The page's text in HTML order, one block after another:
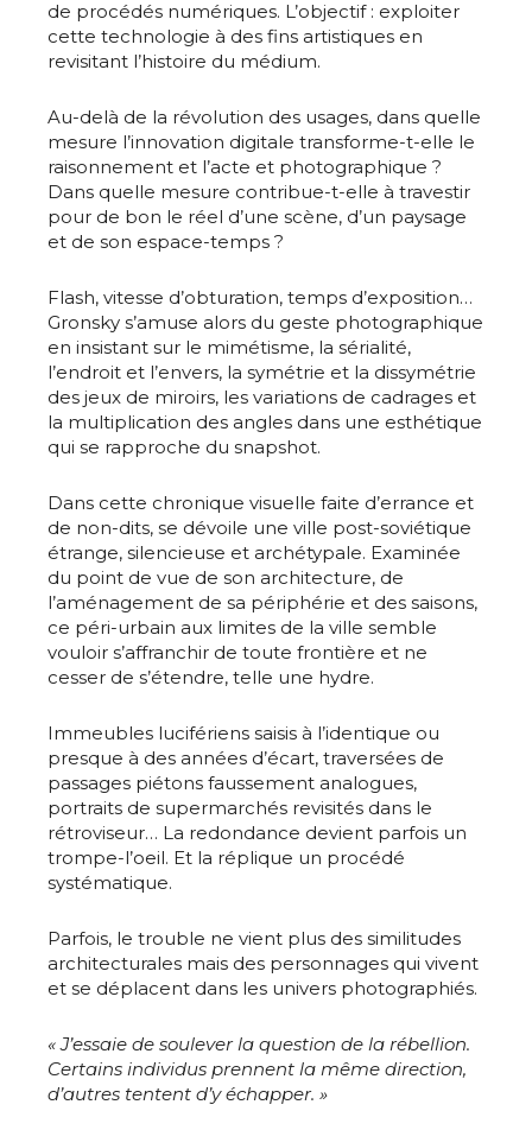
Adresse email*
Nom
Prénom
Statut / Organisation
J'accepte lestermes et conditions
* Champ obligatoire
Adresse email*
Nom
Statut / Organisation
J'accepte lestermes et conditions
de procédés numériques. L’objectif : exploiter
cette technologie à des fins artistiques en
revisitant l’histoire du médium.
Au-delà de la révolution des usages, dans quelle
mesure l’innovation digitale transforme-t-elle le
raisonnement et l’acte et photographique ?
Dans quelle mesure contribue-t-elle à travestir
pour de bon le réel d’une scène, d’un paysage
et de son espace-temps ?
Flash, vitesse d’obturation, temps d’exposition…
Gronsky s’amuse alors du geste photographique
en insistant sur le mimétisme, la sérialité,
l’endroit et l’envers, la symétrie et la dissymétrie
des jeux de miroirs, les variations de cadrages et
la multiplication des angles dans une esthétique
qui se rapproche du snapshot.
Dans cette chronique visuelle faite d’errance et
de non-dits, se dévoile une ville post-soviétique
étrange, silencieuse et archétypale. Examinée
du point de vue de son architecture, de
l’aménagement de sa périphérie et des saisons,
ce péri-urbain aux limites de la ville semble
vouloir s’affranchir de toute frontière et ne
cesser de s’étendre, telle une hydre.
Immeubles lucifériens saisis à l’identique ou
presque à des années d’écart, traversées de
passages piétons faussement analogues,
portraits de supermarchés revisités dans le
rétroviseur… La redondance devient parfois un
trompe-l’oeil. Et la réplique un procédé
systématique.
Parfois, le trouble ne vient plus des similitudes
architecturales mais des personnages qui vivent
et se déplacent dans les univers photographiés.
« J’essaie de soulever la question de la rébellion.
Certains individus prennent la même direction,
d’autres tentent d’y échapper. »